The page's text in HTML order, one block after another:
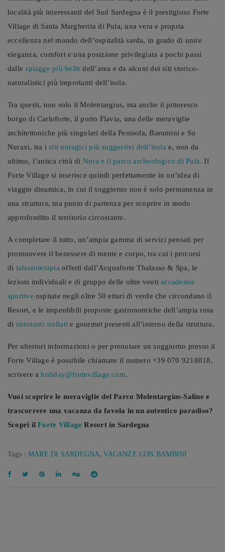
località più interessanti del Sud Sardegna è il prestigioso Forte
Village di Santa Margherita di Pula, una vera e propria
eccellenza nel mondo dell’ospitalità sarda, in grado di unire
eleganza, comfort e una posizione privilegiata a pochi passi
dallespiagge più belledell’area e da alcuni dei siti storico-
naturalistici più importanti dell’isola.
Tra questi, non solo il Molentargius, ma anche il pittoresco
borgo di Carloforte, il porto Flavia, una delle meraviglie
architettoniche più singolari della Penisola, Barumini e Su
Nuraxi, tra isiti nuragici più suggestivi dell’isola e, non da
ultimo, l’antica città di Nora e il parco archeologico di Pula. Il
Forte Village si inserisce quindi perfettamente in un’idea di
viaggio dinamica, in cui il soggiorno non è solo permanenza in
una struttura, ma punto di partenza per scoprire in modo
approfondito il territorio circostante.
A completare il tutto, un’ampia gamma di servizi pensati per
promuovere il benessere di mente e corpo, tra cui i percorsi
di talassoterapiaofferti dall’Acquaforte Thalasso & Spa, le
lezioni individuali e di gruppo delle oltre ventiaccademie
sportive ospitate negli oltre 50 ettari di verde che circondano il
Resort, e le imperdibili proposte gastronomiche dell’ampia rosa
di ristoranti stellatie gourmet presenti all’interno della struttura.
Per ulteriori informazioni o per prenotare un soggiorno presso il
Forte Village è possibile chiamare il numero +39 070 9218818,
scrivere aholiday@fortevillage.com.
Vuoi scoprire le meraviglie del Parco Molentargius-Saline e
trascorrere una vacanza da favola in un autentico paradiso?
Scopri ilForte Village Resort in Sardegna
Tags : MARE DI SARDEGNA,VACANZE CON BAMBINI